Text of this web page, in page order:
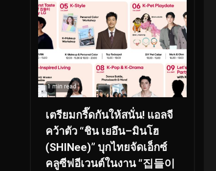
1 min read
เตรียมกรี๊ดกันให้สนั่น! แอลจี
คว้าตัว “ชิน เยอึน–มินโฮ
(SHINee)” บุกไทยจัดเอ็กซ์
คลูซีฟอีเวนต์ในงาน “집들이